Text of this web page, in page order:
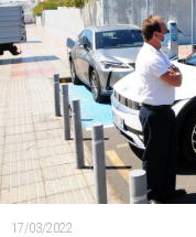
17/03/2022